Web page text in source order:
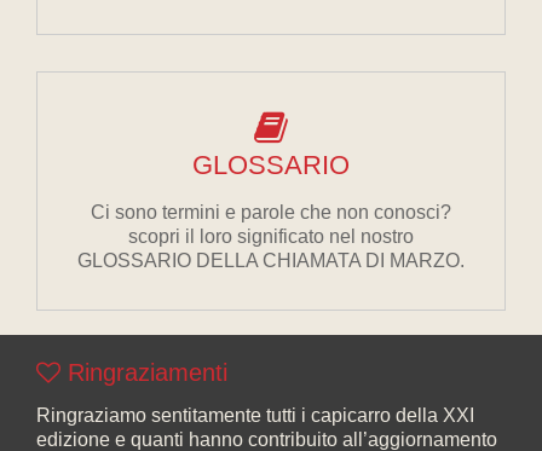
GLOSSARIO
Ci sono termini e parole che non conosci?
scopri il loro significato nel nostro
GLOSSARIO DELLA CHIAMATA DI MARZO.
Ringraziamenti
Ringraziamo sentitamente tutti i capicarro della XXI
edizione e quanti hanno contribuito all’aggiornamento